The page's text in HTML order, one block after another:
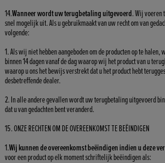
14.Wanneer wordt uw terugbetaling uitgevoerd. Wij voeren
snel mogelijk uit. Als u gebruikmaakt van uw recht om van
volgende:
1. Als wij niet hebben aangeboden om de producten op te
binnen 14 dagen vanaf de dag waarop wij het product van u
waarop u ons het bewijs verstrekt dat u het product hebt
desbetreffende dealer.
2. In alle andere gevallen wordt uw terugbetaling uitgevoerd
dat u van gedachten bent veranderd.
15. ONZE RECHTEN OM DE OVEREENKOMST TE BEËINDIGEN
1.Wij kunnen de overeenkomst beëindigen indien u deze
voor een product op elk moment schriftelijk beëindigen als: